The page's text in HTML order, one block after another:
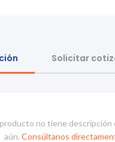
Solicitar
no tiene descripción
aún. Consúltanos